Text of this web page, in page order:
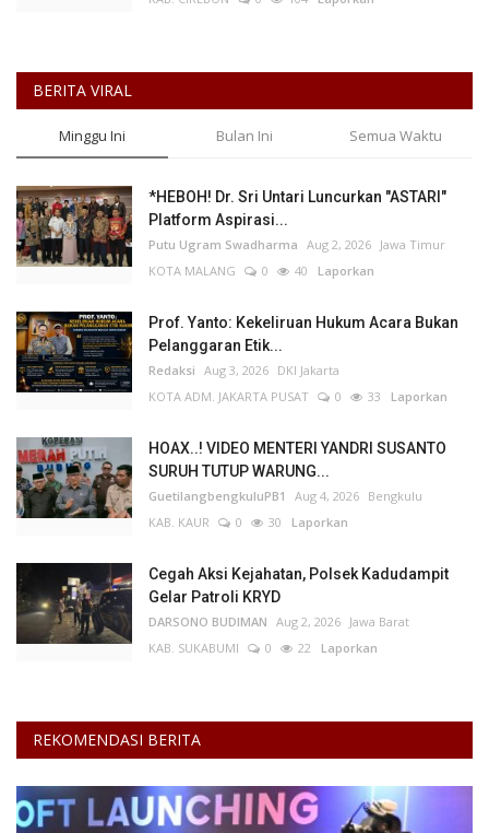
BERITA VIRAL
Minggu Ini Bulan Ini Semua Waktu
*HEBOH! Dr. Sri Untari Luncurkan "ASTARI"
Platform Aspirasi...
Putu Ugram Swadharma Aug 2, 2026 Jawa Timur
KOTA MALANG
0 40 Laporkan
Prof. Yanto: Kekeliruan Hukum Acara Bukan
Pelanggaran Etik...
Redaksi Aug 3, 2026 DKI Jakarta
KOTA ADM. JAKARTA PUSAT
0 33 Laporkan
HOAX..! VIDEO MENTERI YANDRI SUSANTO
SURUH TUTUP WARUNG...
GuetilangbengkuluPB1 Aug 4, 2026 Bengkulu
KAB. KAUR
0 30 Laporkan
Cegah Aksi Kejahatan, Polsek Kadudampit
Gelar Patroli KRYD
DARSONO BUDIMAN Aug 2, 2026 Jawa Barat
KAB. SUKABUMI
0 22 Laporkan
REKOMENDASI BERITA